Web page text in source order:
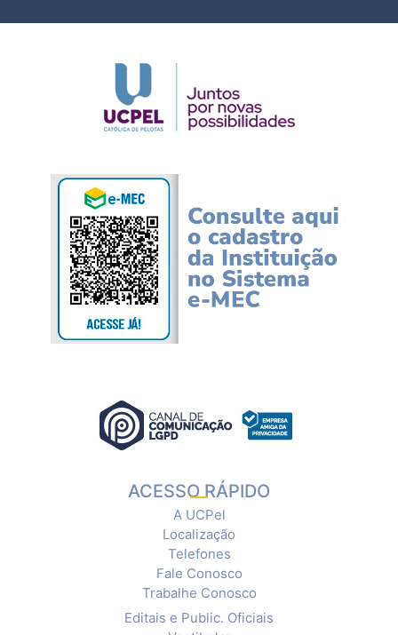
ACESSO RÁPIDO
A UCPel
Localização
Telefones
Fale Conosco
Trabalhe Conosco
Editais e Public. Oficiais